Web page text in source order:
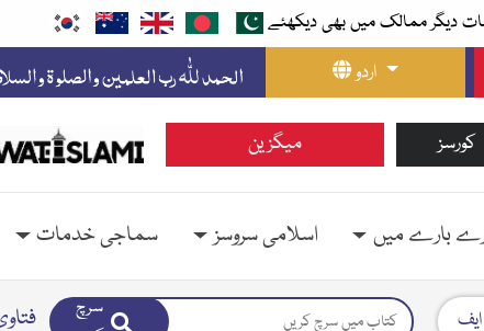
دیگر ممالک میں بھی دیکھئے
اردو
میگزین کورسز
بارے میں اسلامی سروسز سماجی خدمات
سرچ